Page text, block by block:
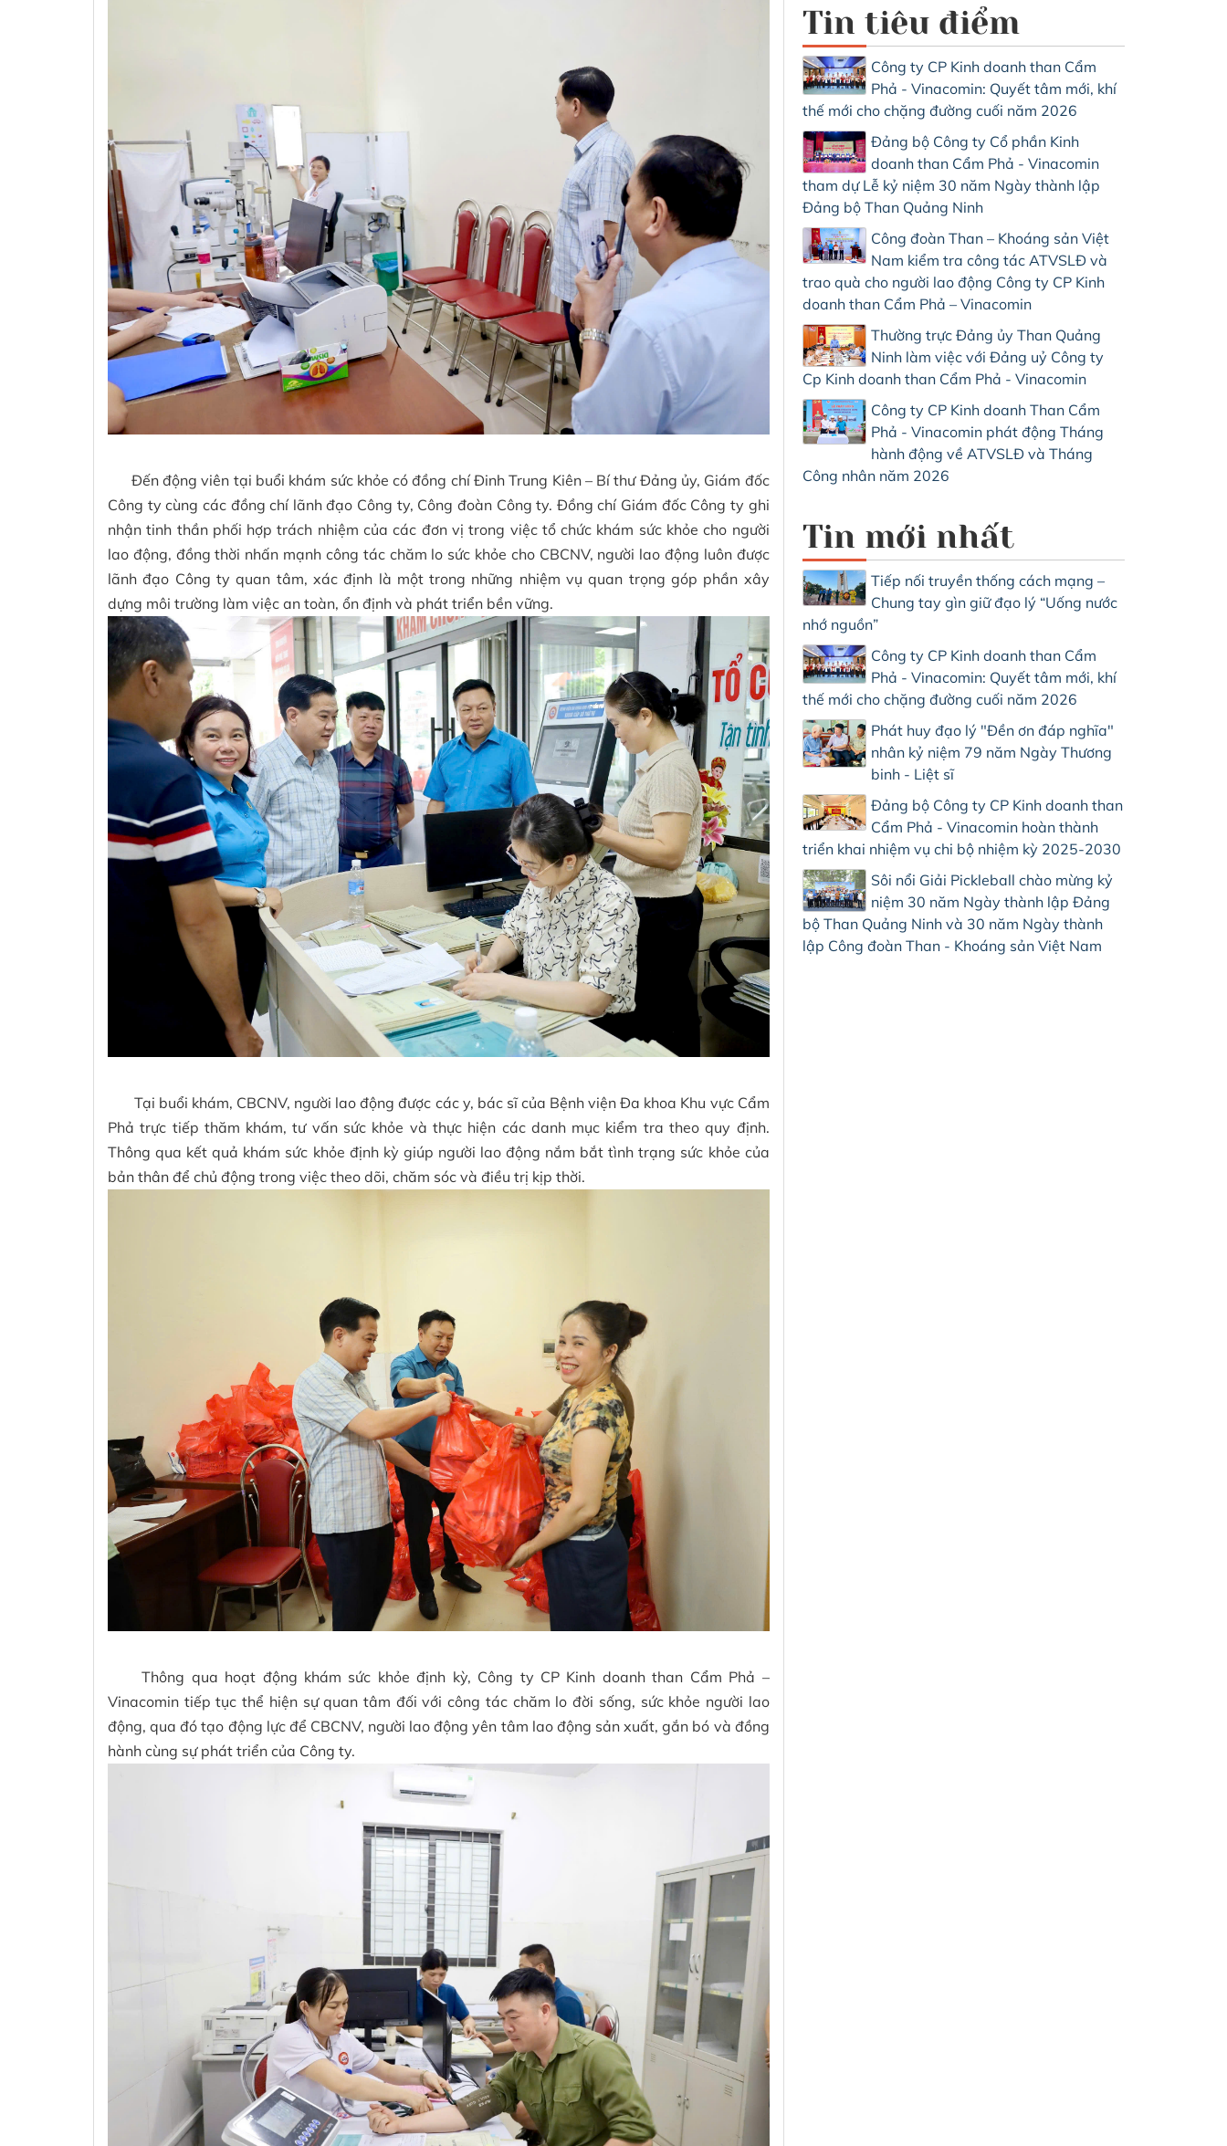
Đến động viên tại buổi khám sức khỏe có đồng chí Đinh Trung Kiên – Bí thư Đảng ủy, Giám đốc
Công ty cùng các đồng chí lãnh đạo Công ty, Công đoàn Công ty. Đồng chí Giám đốc Công ty ghi
nhận tinh thần phối hợp trách nhiệm của các đơn vị trong việc tổ chức khám sức khỏe cho người
lao động, đồng thời nhấn mạnh công tác chăm lo sức khỏe cho CBCNV, người lao động luôn được
lãnh đạo Công ty quan tâm, xác định là một trong những nhiệm vụ quan trọng góp phần xây
dựng môi trường làm việc an toàn, ổn định và phát triển bền vững.
Tại buổi khám, CBCNV, người lao động được các y, bác sĩ của Bệnh viện Đa khoa Khu vực Cẩm
Phả trực tiếp thăm khám, tư vấn sức khỏe và thực hiện các danh mục kiểm tra theo quy định.
Thông qua kết quả khám sức khỏe định kỳ giúp người lao động nắm bắt tình trạng sức khỏe của
bản thân để chủ động trong việc theo dõi, chăm sóc và điều trị kịp thời.
Thông qua hoạt động khám sức khỏe định kỳ, Công ty CP Kinh doanh than Cẩm Phả –
Vinacomin tiếp tục thể hiện sự quan tâm đối với công tác chăm lo đời sống, sức khỏe người lao
động, qua đó tạo động lực để CBCNV, người lao động yên tâm lao động sản xuất, gắn bó và đồng
hành cùng sự phát triển của Công ty.
Tin tiêu điểm
Công ty CP Kinh doanh than Cẩm
Phả - Vinacomin: Quyết tâm mới, khí
thế mới cho chặng đường cuối năm 2026
Đảng bộ Công ty Cổ phần Kinh
doanh than Cẩm Phả - Vinacomin
tham dự Lễ kỷ niệm 30 năm Ngày thành lập
Đảng bộ Than Quảng Ninh
Công đoàn Than – Khoáng sản Việt
Nam kiểm tra công tác ATVSLĐ và
trao quà cho người lao động Công ty CP Kinh
doanh than Cẩm Phả – Vinacomin
Thường trực Đảng ủy Than Quảng
Ninh làm việc với Đảng uỷ Công ty
Cp Kinh doanh than Cẩm Phả - Vinacomin
Công ty CP Kinh doanh Than Cẩm
Phả - Vinacomin phát động Tháng
hành động về ATVSLĐ và Tháng
Công nhân năm 2026
Tin mới nhất
Tiếp nối truyền thống cách mạng –
Chung tay gìn giữ đạo lý “Uống nước
nhớ nguồn”
Công ty CP Kinh doanh than Cẩm
Phả - Vinacomin: Quyết tâm mới, khí
thế mới cho chặng đường cuối năm 2026
Phát huy đạo lý "Đền ơn đáp nghĩa"
nhân kỷ niệm 79 năm Ngày Thương
binh - Liệt sĩ
Đảng bộ Công ty CP Kinh doanh than
Cẩm Phả - Vinacomin hoàn thành
triển khai nhiệm vụ chi bộ nhiệm kỳ 2025-2030
Sôi nổi Giải Pickleball chào mừng kỷ
niệm 30 năm Ngày thành lập Đảng
bộ Than Quảng Ninh và 30 năm Ngày thành
lập Công đoàn Than - Khoáng sản Việt Nam